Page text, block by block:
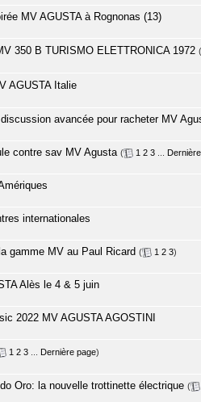
MV AGUSTA à Rognonas (13)
350 B TURISMO ELETTRONICA 1972 (
AGUSTA Italie
avancée pour racheter MV
contre sav MV Agusta ( 1 2 3
internationales
gamme MV au Paul Ricard ( 1 2 3)
Alès le 4 & 5 juin
2022 MV AGUSTA AGOSTINI
1 2 3 Dernière page)
Oro: la nouvelle trottinette électrique (